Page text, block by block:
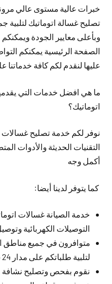
خبرات عالية مستوى عالي
تصليح غسالة اتوماتيك لتلبية
وبأعلى معايير الجودة
الصفحة الرئيسية يمكنكم
عليها لنقدم لكم كافة خدماتنا على
ما هي افضل خدمات التي
اتوماتيك؟
نوفر لكم خدمة تصليح غسالات
التقنيات الحديثة والأدوات
أكمل وجه
كما يتوفر لدينا أيضا:
خدمة الصيانة غسالات
التوصيلات الكهربائية
متوافرون في جميع مناطق
لتلبية طلباتكم على مدار 24 ساعة
نقوم بفحص وتصليح نشافة